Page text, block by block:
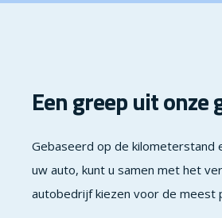
Een greep uit onze
Gebaseerd op de kilometerstand
uw auto, kunt u samen met het
autobedrijf kiezen voor de meest